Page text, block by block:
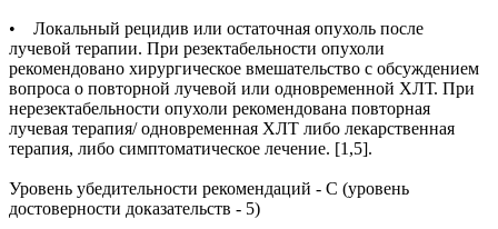
• Локальный рецидив или остаточная опухоль после
лучевой терапии. При резектабельности опухоли
рекомендовано хирургическое вмешательство с обсуждением
вопроса о повторной лучевой или одновременной ХЛТ. При
нерезектабельности опухоли рекомендована повторная
лучевая терапия/ одновременная ХЛТ либо лекарственная
терапия, либо симптоматическое лечение. [1,5].
Уровень убедительности рекомендаций - С (уровень
достоверности доказательств - 5)